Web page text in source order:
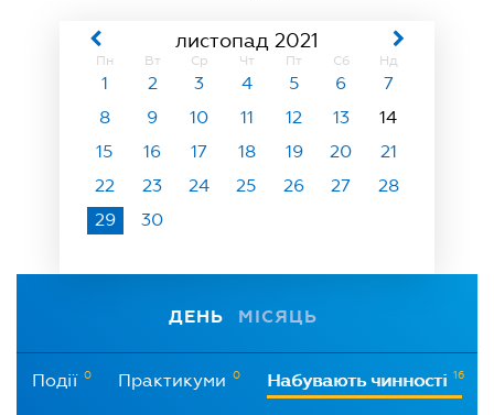
листопад 2021
Пн Вт Ср Чт Пт Сб Нд
1 2 3 4 5 6
7
8
9 10 11 12 13
14
15
16 17 18 19 20
21
22
23 24 25 26 27
28
29
30
ДЕНЬ МІСЯЦЬ
Події 0 Практикуми 0 Набувають чинності 16